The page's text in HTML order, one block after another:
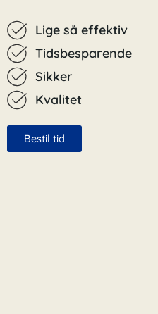
Lige så effektiv
Tidsbesparende
Sikker
Kvalitet
Bestil tid